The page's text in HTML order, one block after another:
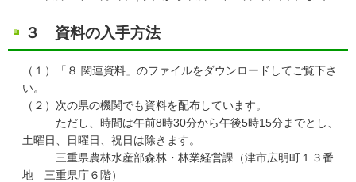
３ 資料の入手方法
（１）「８ 関連資料」のファイルをダウンロードしてご覧下さ
い。
（２）次の県の機関でも資料を配布しています。
ただし、時間は午前8時30分から午後5時15分までとし、
土曜日、日曜日、祝日は除きます。
三重県農林水産部森林・林業経営課（津市広明町１３番
地 三重県庁６階）